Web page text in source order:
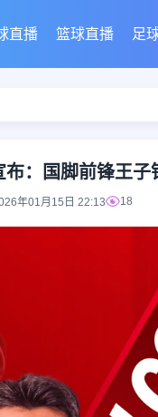
直播 篮球直播 足
：国脚前锋王子
年01月15日 22:13 18